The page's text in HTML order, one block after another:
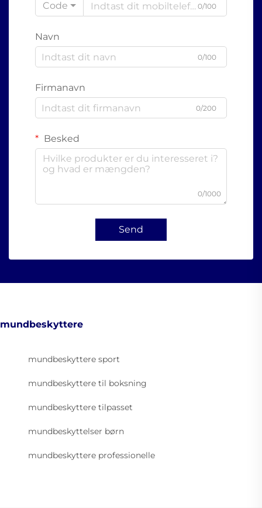
Code 0/100
Navn
0/100
Firmanavn
0/200
Besked
0/1000
Send
mundbeskyttere
mundbeskyttere sport
mundbeskyttere til boksning
mundbeskyttere tilpasset
mundbeskyttelser børn
mundbeskyttere professionelle